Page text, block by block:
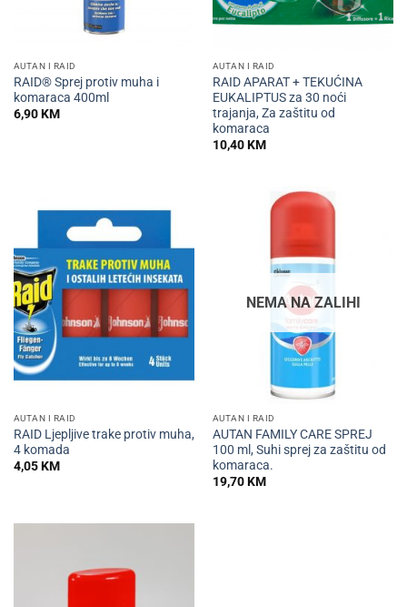
AUTAN I RAID
RAID® Sprej protiv muha i
komaraca 400ml
6,90KM
AUTAN I RAID
RAID APARAT + TEKUĆINA
EUKALIPTUS za 30 noći
trajanja, Za zaštitu od
komaraca
10,40KM
AUTAN I RAID
RAID Ljepljive trake protiv muha,
4 komada
4,05KM
NEMA NA ZALIHI
AUTAN I RAID
AUTAN FAMILY CARE SPREJ
100 ml, Suhi sprej za zaštitu od
komaraca.
19,70KM